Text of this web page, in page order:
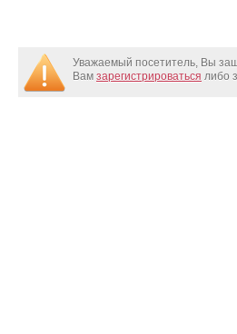
Уважаемый посетитель, Вы
Вам зарегистрироваться либо